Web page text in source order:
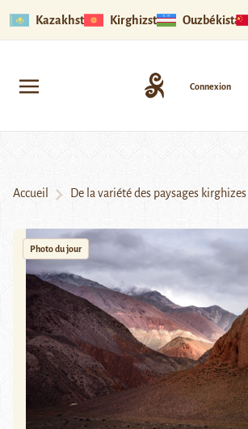
Kazakhstan Kirghizstan Ouzbékistan
Connexion
Accueil De la variété des paysages kirghizes
Photo du jour